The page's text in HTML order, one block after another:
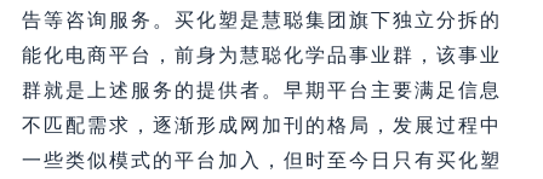
告等咨询服务。买化塑是慧聪集团旗下独立分拆的
能化电商平台，前身为慧聪化学品事业群，该事业
群就是上述服务的提供者。早期平台主要满足信息
不匹配需求，逐渐形成网加刊的格局，发展过程中
一些类似模式的平台加入，但时至今日只有买化塑